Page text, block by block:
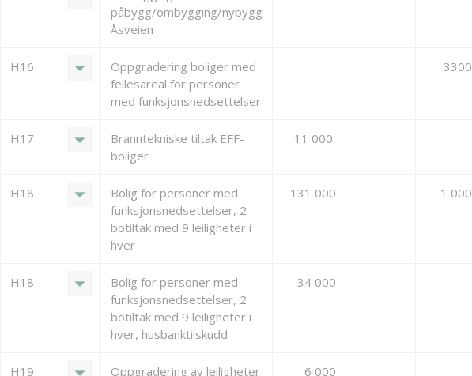
påbygg/ombygging/nybygg
Åsveien
H16 arrow_drop_down
Oppgradering boliger med
fellesareal for personer
med funksjonsnedsettelser
3300
H17 arrow_drop_down
Branntekniske tiltak EFF-
boliger
11 000
H18 arrow_drop_down
Bolig for personer med
funksjonsnedsettelser, 2
botiltak med 9 leiligheter i
hver
131 000 1 000
H18 arrow_drop_down
Bolig for personer med
funksjonsnedsettelser, 2
botiltak med 9 leiligheter i
hver, husbanktilskudd
-34 000
H19 Oppgradering av leiligheter 6 000